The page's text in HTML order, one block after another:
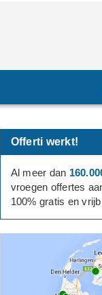
Offerti werkt!
Al meer dan
vroegen offertes
100% gratis en